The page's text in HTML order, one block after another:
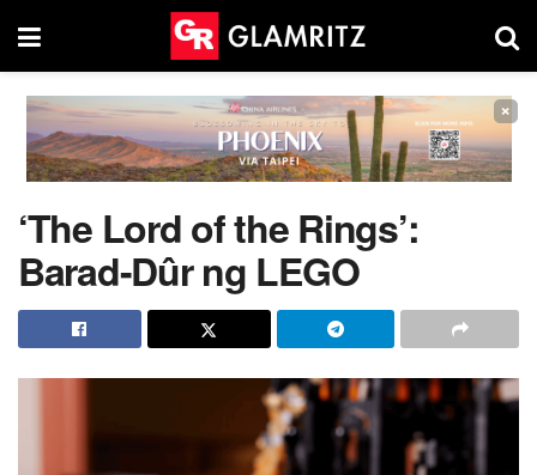
×
‘The Lord of the Rings’:
Barad-Dûr ng LEGO